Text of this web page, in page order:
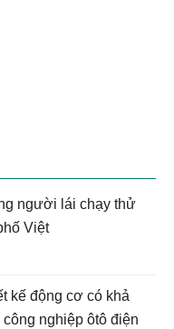
người lái chạy thử
Việt
kế động cơ có khả
nghiệp ôtô điện